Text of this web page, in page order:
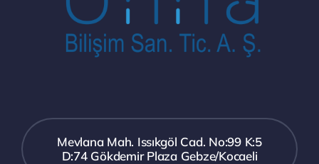
Mevlana Mah. Issıkgöl Cad. No:99 K:5
D:74 Gökdemir Plaza Gebze/Kocaeli